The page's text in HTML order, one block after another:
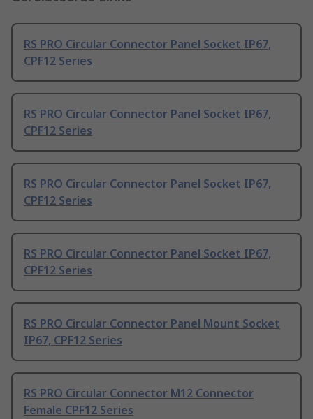
RS PRO Circular Connector Panel Socket IP67,
CPF12 Series
RS PRO Circular Connector Panel Socket IP67,
CPF12 Series
RS PRO Circular Connector Panel Socket IP67,
CPF12 Series
RS PRO Circular Connector Panel Socket IP67,
CPF12 Series
RS PRO Circular Connector Panel Mount Socket
IP67, CPF12 Series
RS PRO Circular Connector M12 Connector
Female CPF12 Series